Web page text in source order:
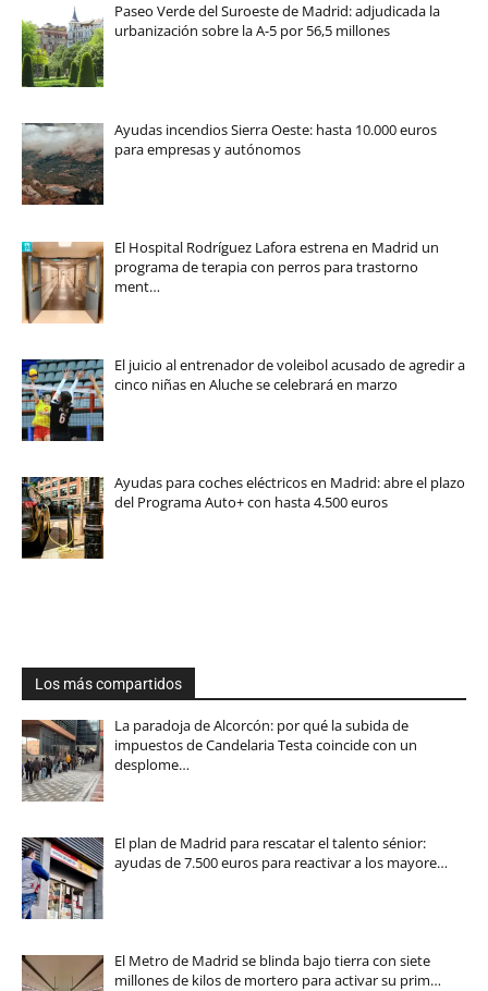
Paseo Verde del Suroeste de Madrid: adjudicada la
urbanización sobre la A-5 por 56,5 millones
Ayudas incendios Sierra Oeste: hasta 10.000 euros
para empresas y autónomos
El Hospital Rodríguez Lafora estrena en Madrid un
programa de terapia con perros para trastorno
ment…
El juicio al entrenador de voleibol acusado de agredir a
cinco niñas en Aluche se celebrará en marzo
Ayudas para coches eléctricos en Madrid: abre el plazo
del Programa Auto+ con hasta 4.500 euros
Los más compartidos
La paradoja de Alcorcón: por qué la subida de
impuestos de Candelaria Testa coincide con un
desplome…
El plan de Madrid para rescatar el talento sénior:
ayudas de 7.500 euros para reactivar a los mayore…
El Metro de Madrid se blinda bajo tierra con siete
millones de kilos de mortero para activar su prim…